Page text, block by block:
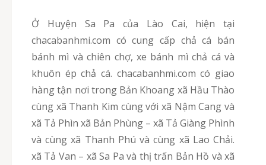
Ở Huyện Sa Pa của Lào Cai, hiện tại
chacabanhmi.com có cung cấp chả cá bán
bánh mì và chiên chợ, xe bánh mì chả cá và
khuôn ép chả cá. chacabanhmi.com có giao
hàng tận nơi trong Bản Khoang xã Hầu Thào
cùng xã Thanh Kim cùng với xã Nậm Cang và
xã Tả Phìn xã Bản Phùng – xã Tả Giàng Phình
và cùng xã Thanh Phú và cùng xã Lao Chải.
xã Tả Van – xã Sa Pa và thị trấn Bản Hồ và xã